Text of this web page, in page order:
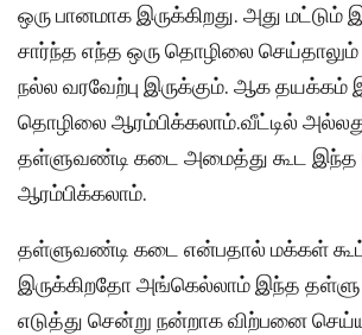
ஒரு பானமாக இருக்கிறது. அது
சார்ந்த எந்த ஒரு தொழிலை
நல்ல வரவேற்பு இருக்கும். ஆக
தொழிலை ஆரம்பிக்கலாம்.வீட்டில்
தள்ளுவண்டி கடை அமைத்து கூட
ஆரம்பிக்கலாம்.
தள்ளுவண்டி கடை என்பதால் மக்கள்
இருக்கிறதோ அங்கெல்லாம் இந்த
எடுத்து சென்று நன்றாக விற்பனை செய்ய